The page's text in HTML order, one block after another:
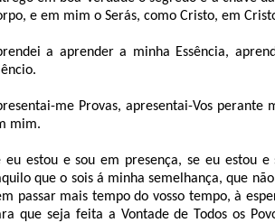
e em mim o Serás, como Cristo, em
a aprender a minha Essência,
me Provas, apresentai-Vos
mim.
eu estou e sou em presença, se eu estou
que o sois á minha semelhança, que
passar mais tempo do vosso tempo, à
que seja feita a Vontade de Todos os